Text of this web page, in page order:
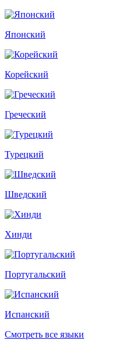
Японский
Корейский
Греческий
Турецкий
Шведский
Хинди
Португальский
Испанский
Смотреть все языки